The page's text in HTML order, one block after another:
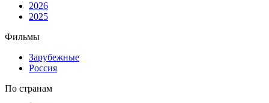
2026
2025
Фильмы
Зарубежные
Россия
По странам